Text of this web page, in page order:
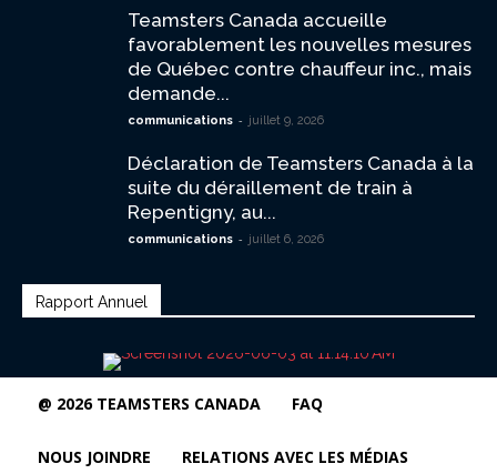
Teamsters Canada accueille
favorablement les nouvelles mesures
de Québec contre chauffeur inc., mais
demande...
communications - juillet 9, 2026
Déclaration de Teamsters Canada à la
suite du déraillement de train à
Repentigny, au...
communications - juillet 6, 2026
Rapport Annuel
@ 2026 TEAMSTERS CANADA FAQ
NOUS JOINDRE RELATIONS AVEC LES MÉDIAS